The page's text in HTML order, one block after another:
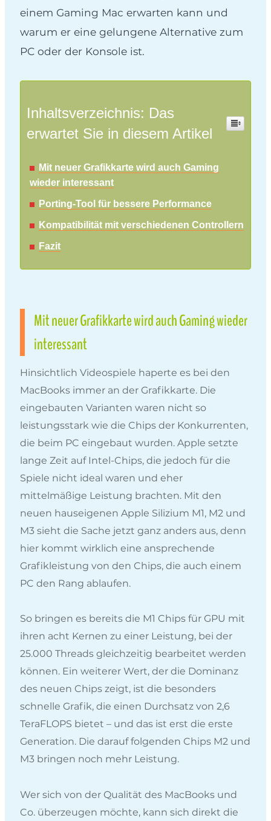
einem Gaming Mac erwarten kann und
warum er eine gelungene Alternative zum
PC oder der Konsole ist.
Inhaltsverzeichnis: Das
erwartet Sie in diesem Artikel
Mit neuer Grafikkarte wird auch Gaming
wieder interessant
Porting-Tool für bessere Performance
Kompatibilität mit verschiedenen Controllern
Fazit
Mit neuer Grafikkarte wird auch Gaming wieder
interessant
Hinsichtlich Videospiele haperte es bei den
MacBooks immer an der Grafikkarte. Die
eingebauten Varianten waren nicht so
leistungsstark wie die Chips der Konkurrenten,
die beim PC eingebaut wurden. Apple setzte
lange Zeit auf Intel-Chips, die jedoch für die
Spiele nicht ideal waren und eher
mittelmäßige Leistung brachten. Mit den
neuen hauseigenen Apple Silizium M1, M2 und
M3 sieht die Sache jetzt ganz anders aus, denn
hier kommt wirklich eine ansprechende
Grafikleistung von den Chips, die auch einem
PC den Rang ablaufen.
So bringen es bereits die M1 Chips für GPU mit
ihren acht Kernen zu einer Leistung, bei der
25.000 Threads gleichzeitig bearbeitet werden
können. Ein weiterer Wert, der die Dominanz
des neuen Chips zeigt, ist die besonders
schnelle Grafik, die einen Durchsatz von 2,6
TeraFLOPS bietet – und das ist erst die erste
Generation. Die darauf folgenden Chips M2 und
M3 bringen noch mehr Leistung.
Wer sich von der Qualität des MacBooks und
Co. überzeugen möchte, kann sich direkt die